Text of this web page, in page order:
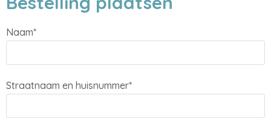
Naam*
Straatnaam en huisnummer*